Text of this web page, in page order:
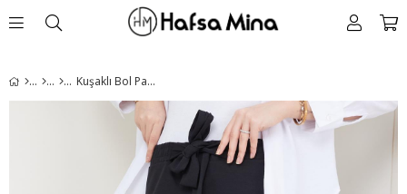
Kuşaklı Bol Paça Kumaş Pantolon Siyah